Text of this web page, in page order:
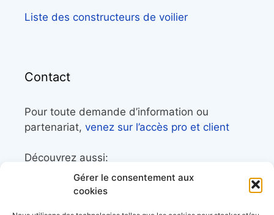
Gérer le consentement aux
cookies
Liste des constructeurs de voilier
Contact
Pour toute demande d’information ou
partenariat, venez sur l’accès pro et client
Découvrez aussi:
Côtes&Mers, le magazine du littoral et sa